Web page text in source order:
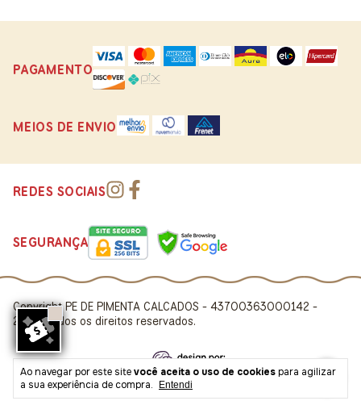
Ao navegar por este sitevocê aceita o uso de cookiespara agilizar
a sua experiência de compra.
Entendi
PAGAMENTO
MEIOS DE ENVIO
REDES SOCIAIS
SEGURANÇA
Copyright PE DE PIMENTA CALCADOS - 43700363000142 -
2026. Todos os direitos reservados.